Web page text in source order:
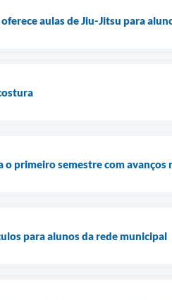
aulas de Jiu-Jitsu para
o primeiro semestre com
para alunos da rede municipal